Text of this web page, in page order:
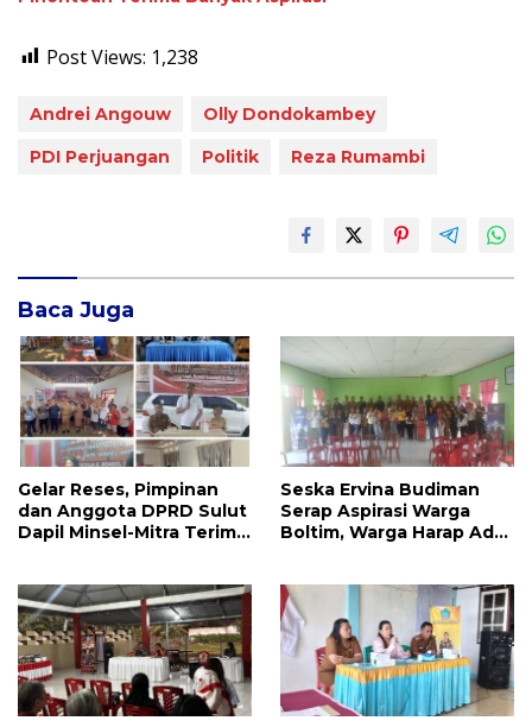
Post Views: 1,238
Andrei Angouw
Olly Dondokambey
PDI Perjuangan
Politik Reza Rumambi
Baca Juga
Gelar Reses, Pimpinan
dan Anggota DPRD Sulut
Dapil Minsel-Mitra Terima
Seska Ervina Budiman
Serap Aspirasi Warga
Boltim, Warga Harap Ada